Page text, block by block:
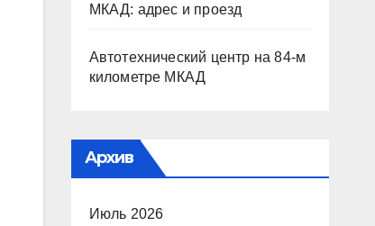
МКАД: адрес и проезд
Автотехнический центр на 84-м
километре МКАД
Архив
Июль 2026